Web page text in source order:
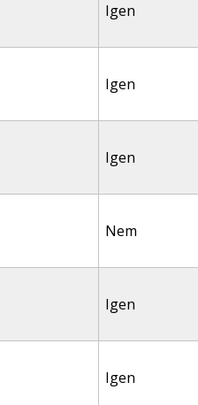
Igen
Igen
Igen
Nem
Igen
Igen